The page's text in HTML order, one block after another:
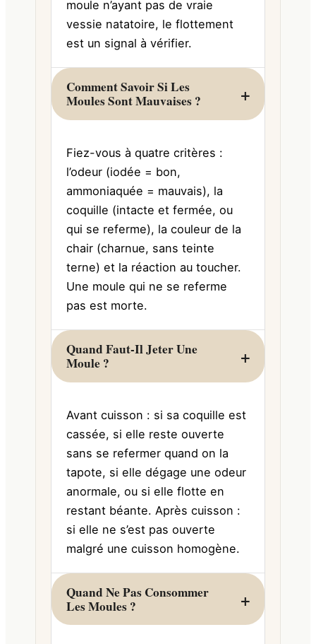
moule n’ayant pas de vraie
vessie natatoire, le flottement
est un signal à vérifier.
Comment Savoir Si Les
Moules Sont Mauvaises ?
Fiez-vous à quatre critères :
l’odeur (iodée = bon,
ammoniaquée = mauvais), la
coquille (intacte et fermée, ou
qui se referme), la couleur de la
chair (charnue, sans teinte
terne) et la réaction au toucher.
Une moule qui ne se referme
pas est morte.
Quand Faut-Il Jeter Une
Moule ?
Avant cuisson : si sa coquille est
cassée, si elle reste ouverte
sans se refermer quand on la
tapote, si elle dégage une odeur
anormale, ou si elle flotte en
restant béante. Après cuisson :
si elle ne s’est pas ouverte
malgré une cuisson homogène.
Quand Ne Pas Consommer
Les Moules ?